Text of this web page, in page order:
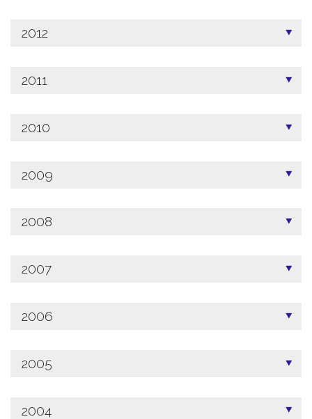
2012
2011
2010
2009
2008
2007
2006
2005
2004